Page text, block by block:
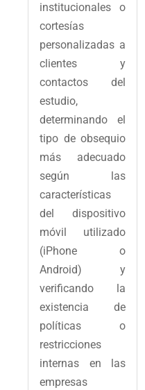
institucionales o
cortesías
personalizadas a
clientes y
contactos del
estudio,
determinando el
tipo de obsequio
más adecuado
según las
características
del dispositivo
móvil utilizado
(iPhone o
Android) y
verificando la
existencia de
políticas o
restricciones
internas en las
empresas